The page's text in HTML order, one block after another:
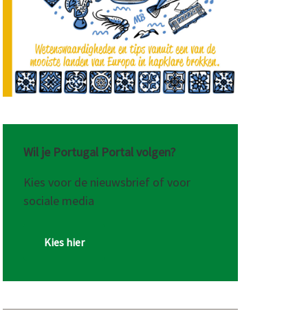
Wil je Portugal Portal volgen?
Kies voor de nieuwsbrief of voor
sociale media
Kies hier